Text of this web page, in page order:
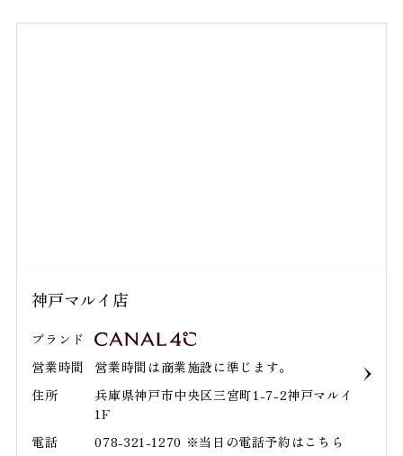
神戸マルイ店
ブランド
営業時間
営業時間は商業施設に準じます。
住所
兵庫県神戸市中央区三宮町1-7-2神戸マルイ
1F
電話
078-321-1270 ※当日の電話予約はこちら